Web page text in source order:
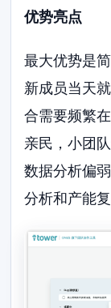
优势亮点
最大优势是
新成员当天
合需要频繁
亲民，小团
数据分析偏
分析和产能